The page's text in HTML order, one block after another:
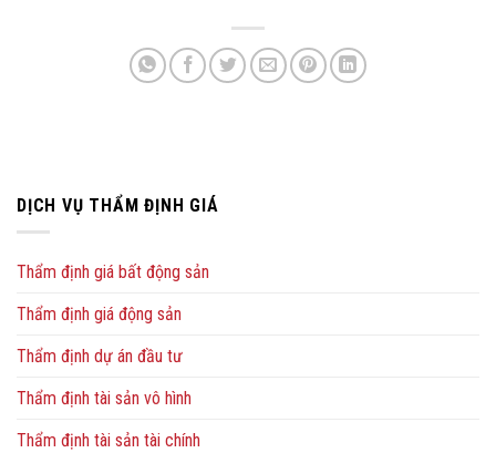
DỊCH VỤ THẨM ĐỊNH GIÁ
Thẩm định giá bất động sản
Thẩm định giá động sản
Thẩm định dự án đầu tư
Thẩm định tài sản vô hình
Thẩm định tài sản tài chính